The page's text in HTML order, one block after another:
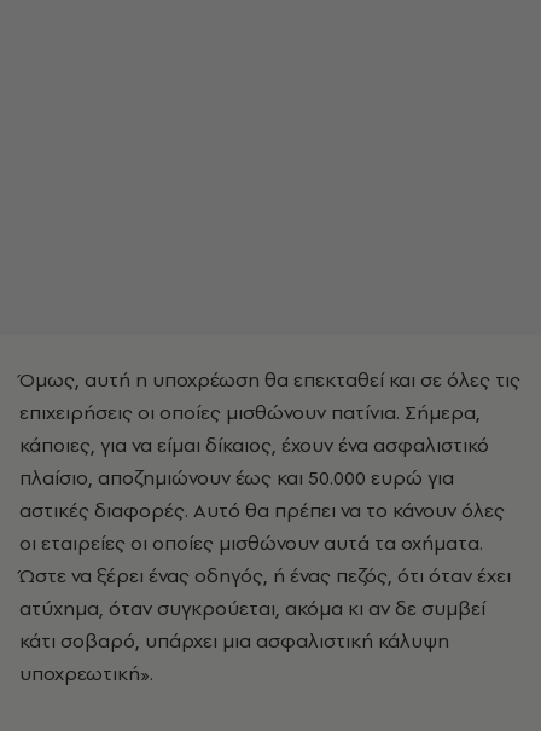
Όμως, αυτή η υποχρέωση θα επεκταθεί και σε όλες τις
επιχειρήσεις οι οποίες μισθώνουν πατίνια. Σήμερα,
κάποιες, για να είμαι δίκαιος, έχουν ένα ασφαλιστικό
πλαίσιο, αποζημιώνουν έως και 50.000 ευρώ για
αστικές διαφορές. Αυτό θα πρέπει να το κάνουν όλες
οι εταιρείες οι οποίες μισθώνουν αυτά τα οχήματα.
Ώστε να ξέρει ένας οδηγός, ή ένας πεζός, ότι όταν έχει
ατύχημα, όταν συγκρούεται, ακόμα κι αν δε συμβεί
κάτι σοβαρό, υπάρχει μια ασφαλιστική κάλυψη
υποχρεωτική».